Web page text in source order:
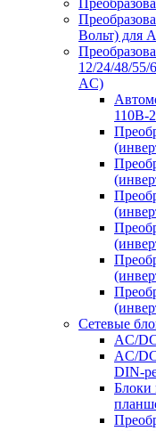
Вольт) для
12/24/48/
AC)
110В-
Сетевые
AC/
AC/
DIN-
Блоки